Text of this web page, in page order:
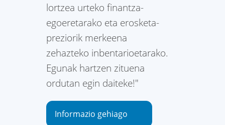
lortzea urteko finantza-
egoeretarako eta erosketa-
preziorik merkeena
zehazteko inbentarioetarako.
Egunak hartzen zituena
ordutan egin daiteke!"
Informazio gehiago